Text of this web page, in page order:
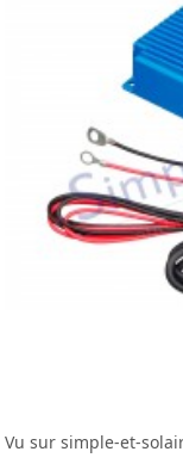
Vu sur simple-et-